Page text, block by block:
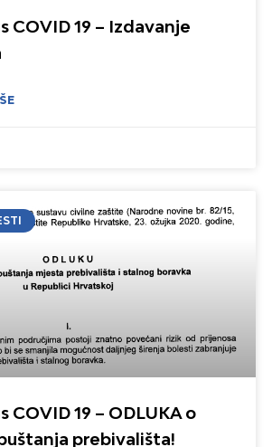
COVID 19 – Izdavanje
COVID 19 – ODLUKA o
prebivališta!